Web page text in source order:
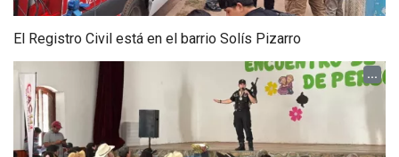
El Registro Civil está en el barrio Solís Pizarro
...